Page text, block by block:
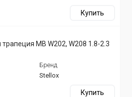
Купить
трапеция MB W202, W208 1.8-2.3
Бренд
Stellox
Купить